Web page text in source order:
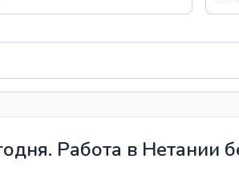
Работа в Нетании